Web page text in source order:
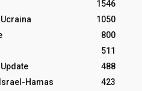
1546
1050
800
511
488
Hamas
423